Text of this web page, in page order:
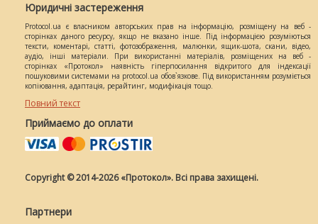
Юридичні застереження
Protocol.ua є власником авторських прав на інформацію, розміщену на веб -
сторінках даного ресурсу, якщо не вказано інше. Під інформацією розуміються
тексти, коментарі, статті, фотозображення, малюнки, ящик-шота, скани, відео,
аудіо, інші матеріали. При використанні матеріалів, розміщених на веб -
сторінках «Протокол» наявність гіперпосилання відкритого для індексації
пошуковими системами на protocol.ua обов`язкове. Під використанням розуміється
копіювання, адаптація, рерайтинг, модифікація тощо.
Повний текст
Приймаємо до оплати
Copyright © 2014-2026 «Протокол». Всі права захищені.
Партнери